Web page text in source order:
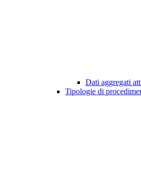
Dati aggregati
Tipologie di